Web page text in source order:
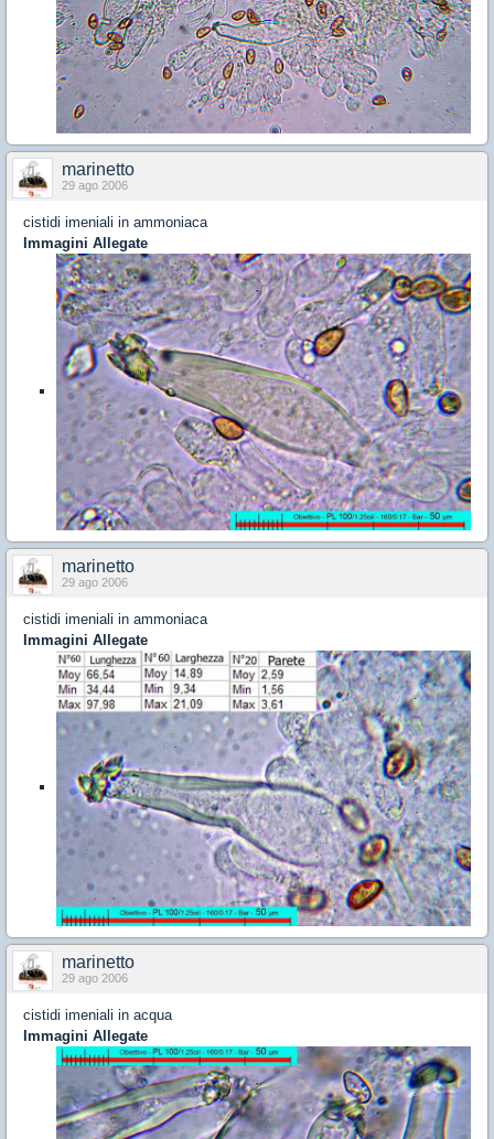
marinetto
29 ago 2006
cistidi imeniali in ammoniaca
Immagini Allegate
marinetto
29 ago 2006
cistidi imeniali in ammoniaca
Immagini Allegate
marinetto
29 ago 2006
cistidi imeniali in acqua
Immagini Allegate